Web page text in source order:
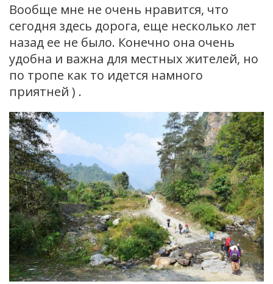
Вообще мне не очень нравится, что
сегодня здесь дорога, еще несколько лет
назад ее не было. Конечно она очень
удобна и важна для местных жителей, но
по тропе как то идется намного
приятней ) .